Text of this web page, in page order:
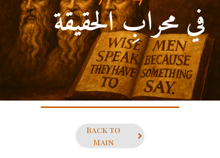
في محرابِ الحقيقة
علي بن أبي طالب)
Back to
Main